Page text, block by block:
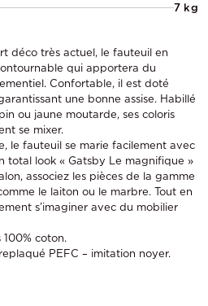
7 kg
déco très actuel, le fauteuil en
qui apportera du
Confortable, il est doté
une bonne assise. Habillé
ou jaune moutarde, ses coloris
se mixer.
le fauteuil se marie facilement avec
total look « Gatsby Le magnifique »
associez les pièces de la gamme
le laiton ou le marbre. Tout en
s’imaginer avec du mobilier
coton.
PEFC – imitation noyer.